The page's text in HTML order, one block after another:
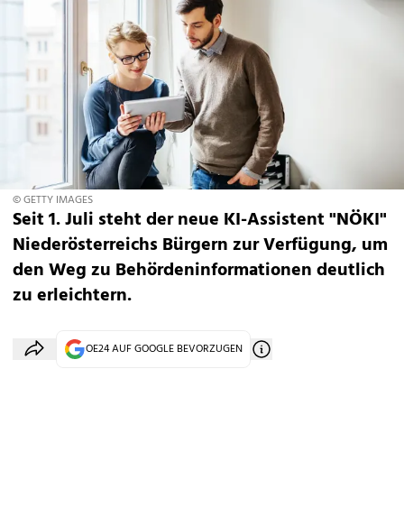
© GETTY IMAGES
Seit 1. Juli steht der neue KI-Assistent "NÖKI"
Niederösterreichs Bürgern zur Verfügung, um
den Weg zu Behördeninformationen deutlich
zu erleichtern.
OE24 AUF GOOGLE BEVORZUGEN